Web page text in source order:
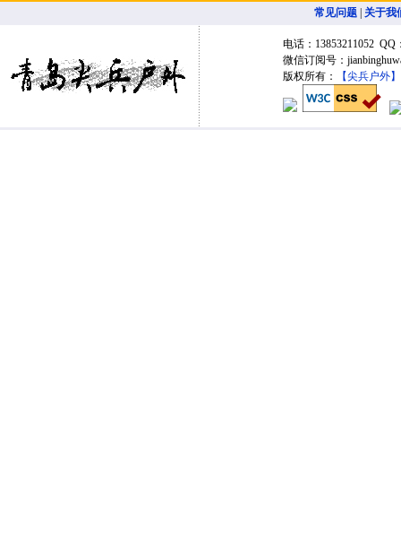
常见问题 关于我
电话：13853211052 QQ
微信订阅号：
版权所有：
【尖兵户外】